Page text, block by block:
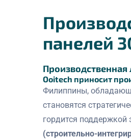
панелей
Ooitech приносит
Филиппины,
становятся
гордится поддержкой
(строительно-